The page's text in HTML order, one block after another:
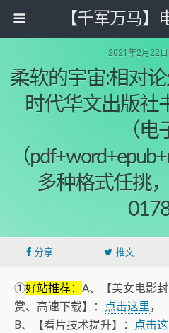
【千军万马】
2021年2月22日
柔软的宇宙:相对
时代华文出版社
（电
（
多种格式任挑
0178
分享 推文
①好站推荐： A、【美女电影
赏、高速下载】：
点击这里，
B、【看片技术提升】：
点击